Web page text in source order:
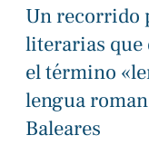
Un recorrido
literarias que
el término
lengua
Baleares